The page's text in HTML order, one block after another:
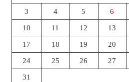
3 4 5 6
10 11 12 13
17 18 19 20
24 25 26 27
31